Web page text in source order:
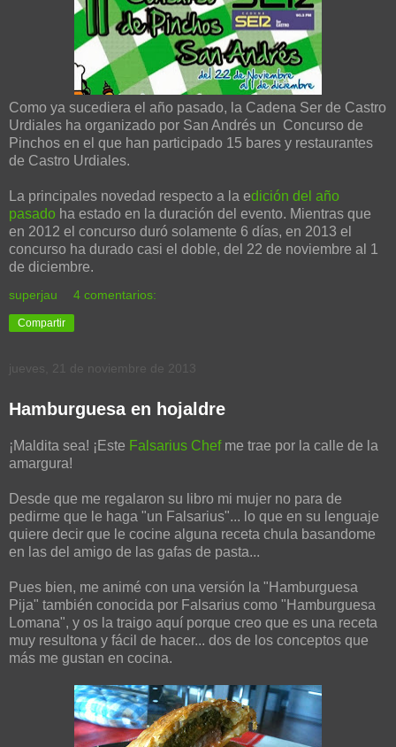
Como ya sucediera el año pasado, la Cadena Ser de Castro
Urdiales ha organizado por San Andrés un Concurso de
Pinchos en el que han participado 15 bares y restaurantes
de Castro Urdiales.
La principales novedad respecto a la edición del año
pasado ha estado en la duración del evento. Mientras que
en 2012 el concurso duró solamente 6 días, en 2013 el
concurso ha durado casi el doble, del 22 de noviembre al 1
de diciembre.
superjau 4 comentarios:
Compartir
jueves, 21 de noviembre de 2013
Hamburguesa en hojaldre
¡Maldita sea! ¡Este Falsarius Chefme trae por la calle de la
amargura!
Desde que me regalaron su libro mi mujer no para de
pedirme que le haga "un Falsarius"... lo que en su lenguaje
quiere decir que le cocine alguna receta chula basandome
en las del amigo de las gafas de pasta...
Pues bien, me animé con una versión la "Hamburguesa
Pija" también conocida por Falsarius como "Hamburguesa
Lomana", y os la traigo aquí porque creo que es una receta
muy resultona y fácil de hacer... dos de los conceptos que
más me gustan en cocina.